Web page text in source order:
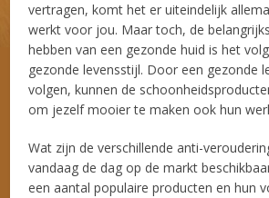
vertragen, komt het er uiteindelijk
werkt voor jou. Maar toch, de
hebben van een gezonde huid is het
gezonde levensstijl. Door een gezonde
volgen, kunnen de
om jezelf mooier te maken ook hun
Wat zijn de verschillende anti-
vandaag de dag op de markt
een aantal populaire producten en hun